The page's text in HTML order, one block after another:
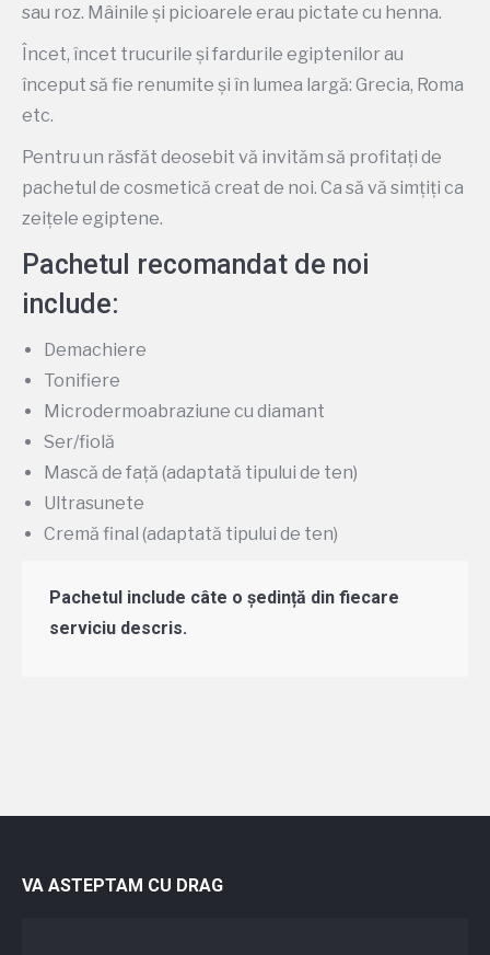
sau roz. Mâinile și picioarele erau pictate cu henna.
Încet, încet trucurile și fardurile egiptenilor au
început să fie renumite și în lumea largă: Grecia, Roma
etc.
Pentru un răsfăt deosebit vă invităm să profitați de
pachetul de cosmetică creat de noi. Ca să vă simțiți ca
zeițele egiptene.
Pachetul recomandat de noi
include:
Demachiere
Tonifiere
Microdermoabraziune cu diamant
Ser/fiolă
Mască de față (adaptată tipului de ten)
Ultrasunete
Cremă final (adaptată tipului de ten)
Pachetul include câte o ședință din fiecare
serviciu descris.
VA ASTEPTAM CU DRAG